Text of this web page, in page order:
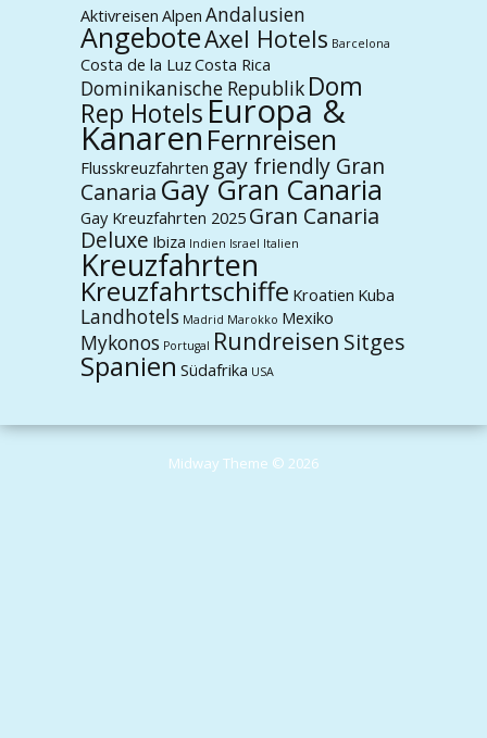
Aktivreisen Alpen Andalusien
AngeboteAxel Hotels Barcelona
Costa de la LuzCosta Rica
Dominikanische Republik Dom
Rep HotelsEuropa &
Kanaren Fernreisen
Flusskreuzfahrten gay friendly Gran
Canaria Gay Gran Canaria
Gay Kreuzfahrten 2025 Gran Canaria
Deluxe Ibiza Indien Israel Italien
Kreuzfahrten
Kreuzfahrtschiffe Kroatien Kuba
Landhotels Madrid Marokko Mexiko
Mykonos Portugal Rundreisen Sitges
Spanien Südafrika USA
Midway Theme © 2026